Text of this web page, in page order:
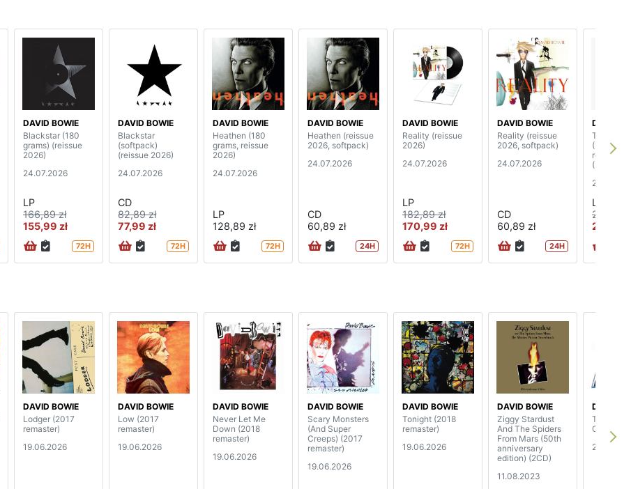
DAVID BOWIE
Blackstar (180
grams) (reissue
2026)
24.07.2026
LP
166,89 zł
155,99 zł
72H
DAVID BOWIE
Blackstar
(softpack)
(reissue 2026)
24.07.2026
CD
82,89 zł
77,99 zł
72H
DAVID BOWIE
Heathen (180
grams, reissue
2026)
24.07.2026
LP
128,89 zł
72H
DAVID BOWIE
Heathen (reissue
2026, softpack)
24.07.2026
CD
60,89 zł
24H
DAVID BOWIE
Reality (reissue
2026)
24.07.2026
LP
182,89 zł
170,99 zł
72H
DAVID BOWIE
Reality (reissue
2026, softpack)
24.07.2026
CD
60,89 zł
24H
DAVID
The Next
(180
reissue
(2LP)
LP
228,89
212,99
DAVID BOWIE
Lodger (2017
remaster)
19.06.2026
DAVID BOWIE
Low (2017
remaster)
19.06.2026
DAVID BOWIE
Never Let Me
Down (2018
remaster)
19.06.2026
DAVID BOWIE
Scary Monsters
(And Super
Creeps) (2017
remaster)
19.06.2026
DAVID BOWIE
Tonight (2018
remaster)
19.06.2026
DAVID BOWIE
Ziggy Stardust
And The Spiders
From Mars (50th
anniversary
edition) (2CD)
11.08.2023
DAVID
The
Circle